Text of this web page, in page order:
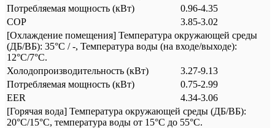
Потребляемая мощность (кВт)
0.96-4.35
COP
3.85-3.02
[Охлаждение помещения] Температура окружающей среды
(ДБ/ВБ): 35°C / -, Температура воды (на входе/выходе):
12°C/7°C.
Холодопроизводительность (кВт)
3.27-9.13
Потребляемая мощность (кВт)
0.75-2.99
EER
4.34-3.06
[Горячая вода] Температура окружающей среды (ДБ/ВБ):
20°C/15°C, температура воды от 15°C до 55°C.